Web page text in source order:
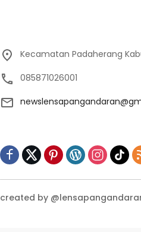
Kecamatan Padaherang
085871026001
created by